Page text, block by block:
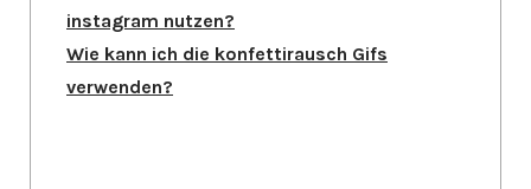
instagram nutzen?
Wie kann ich die konfettirausch Gifs
verwenden?